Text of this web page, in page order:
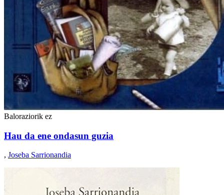
Baloraziorik ez
Hau da ene ondasun guzia
, Joseba Sarrionandia